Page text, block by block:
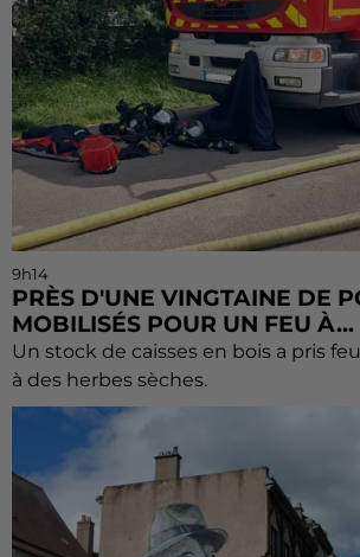
9h14
PRÈS D'UNE VINGTAINE DE
MOBILISÉS POUR UN FEU À...
Un stock de caisses en bois a pris
à des herbes sèches.